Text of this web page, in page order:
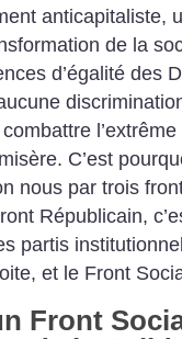
anticapitaliste,
de la
d’égalité des
C’est
nous par trois
Républicain,
partis
et le Front
Front